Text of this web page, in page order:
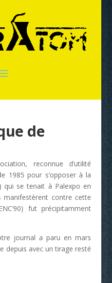
de
reconnue d’utilité
1985 pour s’opposer à la
qui se tenait à Palexpo en
manifestèrent contre cette
fut précipitamment
journal a paru en mars
depuis avec un tirage resté